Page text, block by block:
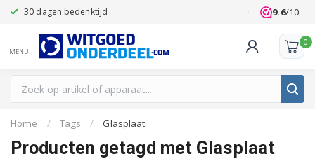
30 dagen bedenktijd Klanten
9.6/10
MENU
0
Home / Tags / Glasplaat
Producten getagd met Glasplaat